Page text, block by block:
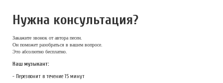
Нужна консультация?
Закажите звонок от автора песен.
Он поможет разобраться в вашем вопросе.
Это абсолютно бесплатно.
Наш музыкант:
- Перезвонит в течение 15 минут